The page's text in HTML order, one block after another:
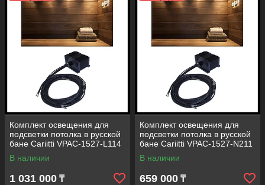
Комплект освещения для
подсветки потолка в русской
бане Cariitti VPAC-1527-L114
(стекловолокно, 10+1 точка)
В наличии
1 031 000 ₸
Комплект освещения для
подсветки потолка в русской
бане Cariitti VPAC-1527-N211
(стекловолокно, 10+1 точка)
В наличии
659 000 ₸